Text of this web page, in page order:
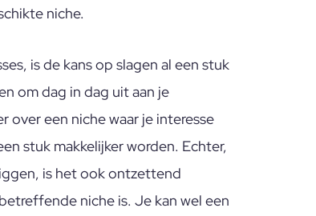
niche.
is de kans op slagen al een stuk
om dag in dag uit aan je
over een niche waar je interesse
stuk makkelijker worden. Echter,
is het ook ontzettend
niche is. Je kan wel een